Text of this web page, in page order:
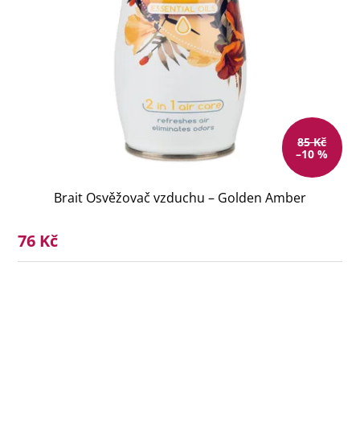
85 Kč
–10 %
Brait Osvěžovač vzduchu – Golden Amber
76 Kč